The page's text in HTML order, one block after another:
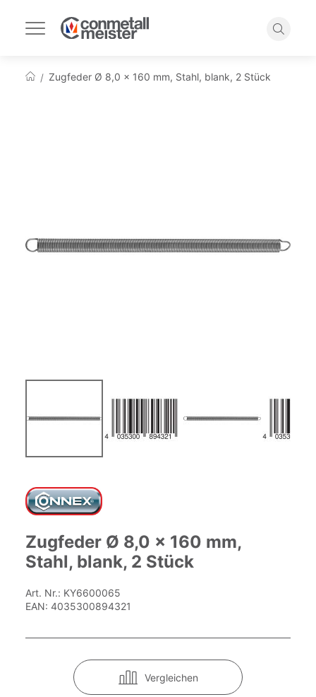
Navigation
umschalten
Suche
StartseiteZugfeder Ø 8,0 x 160 mm, Stahl, blank, 2 Stück
der
Bildgalerie
springen
Zugfeder Ø 8,0 x 160 mm,
Stahl, blank, 2 Stück
Art. Nr.: KY6600065
EAN: 4035300894321
Vergleichen